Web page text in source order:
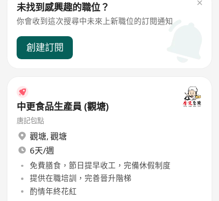
未找到感興趣的職位？
你會收到這次搜尋中未來上新職位的訂閱通知
創建訂閱
中更食品生產員 (觀塘)
唐記包點
觀塘, 觀塘
6天/週
免費膳食，節日提早收工，完備休假制度
提供在職培訓，完善晉升階梯
酌情年終花紅